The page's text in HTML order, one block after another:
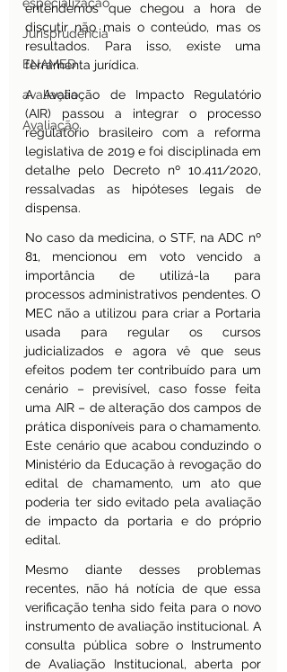
Jurisprudência
ENAMED
avaliação
Avaliação
entendemos que chegou a hora de
discutir não mais o conteúdo, mas os
resultados. Para isso, existe uma
ferramenta jurídica.
A Avaliação de Impacto Regulatório
(AIR) passou a integrar o processo
regulatório brasileiro com a reforma
legislativa de 2019 e foi disciplinada em
detalhe pelo Decreto nº 10.411/2020,
ressalvadas as hipóteses legais de
dispensa.
No caso da medicina, o STF, na ADC nº
81, mencionou em voto vencido a
importância de utilizá-la para
processos administrativos pendentes. O
MEC não a utilizou para criar a Portaria
usada para regular os cursos
judicializados e agora vê que seus
efeitos podem ter contribuído para um
cenário – previsível, caso fosse feita
uma AIR – de alteração dos campos de
prática disponíveis para o chamamento.
Este cenário que acabou conduzindo o
Ministério da Educação à revogação do
edital de chamamento, um ato que
poderia ter sido evitado pela avaliação
de impacto da portaria e do próprio
edital.
Mesmo diante desses problemas
recentes, não há notícia de que essa
verificação tenha sido feita para o novo
instrumento de avaliação institucional. A
consulta pública sobre o Instrumento
de Avaliação Institucional, aberta por